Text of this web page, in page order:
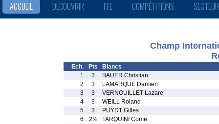
ACCUEIL DÉCOUVRIR FFE COMPÉTITIONS
Champ
Ech. Pts
Blancs
1
3
BAUER Christian
2
3
LAMARQUE Damien
3
3
VERNOUILLET Lazare
4
3
WEILL Roland
5
3
PUYDT Gilles
6
2½
TARQUINI Come